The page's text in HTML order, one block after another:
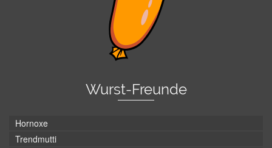
Wurst-Freunde
Hornoxe
Trendmutti